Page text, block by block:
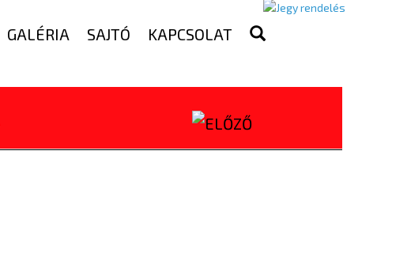
GALÉRIA SAJTÓ KAPCSOLAT